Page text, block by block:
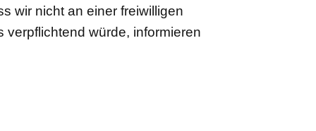
wir nicht an einer freiwilligen
würde, informieren